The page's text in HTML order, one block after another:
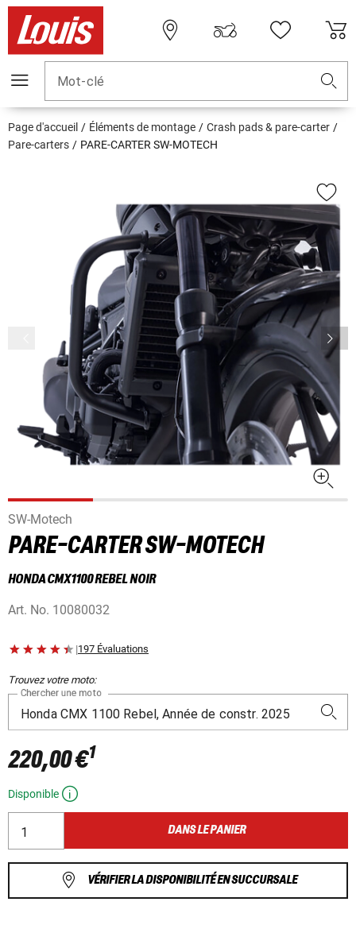
Mot-clé
Page d'accueil Éléments de montage
Crash pads & pare-carter
Pare-carters
PARE-CARTER SW-MOTECH
SW-Motech
PARE-CARTER SW-MOTECH
HONDA CMX1100 REBEL NOIR
Art. No. 10080032
|197 Évaluations
Trouvez votre moto:
Chercher une moto
220,00 €1
Disponible
DANS LE PANIER
VÉRIFIER LA DISPONIBILITÉ EN SUCCURSALE